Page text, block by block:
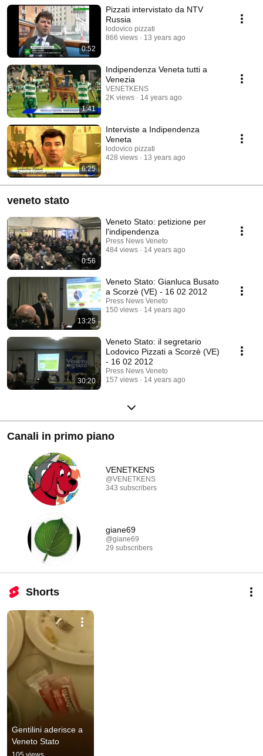
0:52
Pizzati intervistato da NTV
Russia
lodovico pizzati
866 views
13 years ago
1:41
Indipendenza Veneta tutti a
Venezia
VENETKENS
2K views
14 years ago
6:25
Interviste a Indipendenza
Veneta
lodovico pizzati
428 views
13 years ago
veneto stato
0:56
Veneto Stato: petizione per
l'indipendenza
Press News Veneto
484 views
14 years ago
13:25
Veneto Stato: Gianluca Busato
a Scorzè (VE) - 16 02 2012
Press News Veneto
150 views
14 years ago
30:20
Veneto Stato: il segretario
Lodovico Pizzati a Scorzè (VE)
- 16 02 2012
Press News Veneto
157 views
14 years ago
Canali in primo piano
VENETKENS
@VENETKENS
343 subscribers
giane69
@giane69
29 subscribers
Shorts
Gentilini aderisce a
Veneto Stato